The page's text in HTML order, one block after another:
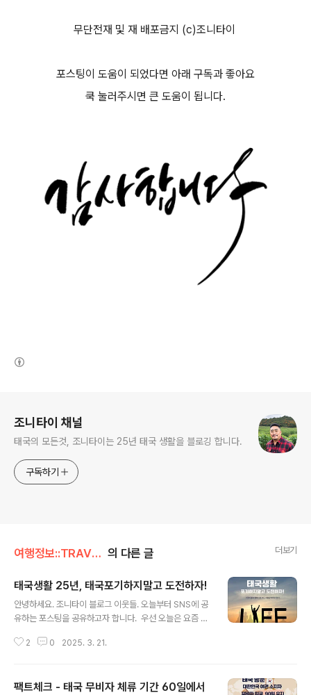
무단전재 및 재 배포금지 (c)조니타이
포스팅이 도움이 되었다면 아래 구독과 좋아요
쿡 눌러주시면 큰 도움이 됩니다.
조니타이 채널
태국의 모든것, 조니타이는 25년 태국 생활을 블로깅 합니다.
구독하기
여행정보::TRAVEL/태국생활 의 다른 글 더보기
태국생활 25년, 태국포기하지말고 도전하자!
안녕하세요. 조니타이 블로그 이웃들. 오늘부터 SNS에 공
유하는 포스팅을 공유하고자 합니다. 우선 오늘은 요즘 핫
도전하자! [스레드 게시글] 나는 코로나 전까지만 해도 사
창기부터 사이드로 하던 방송일을 본격적으로 시작하면
2 0 2025. 3. 21.
팩트체크 - 태국 무비자 체류 기간 60일에서